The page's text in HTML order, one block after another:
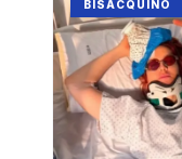
BISACQUINO